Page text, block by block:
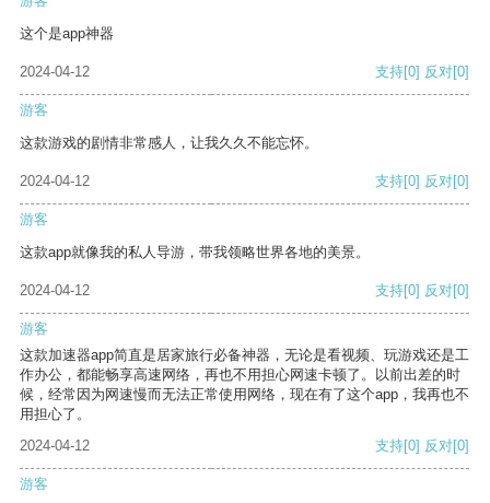
这个是app神器
2024-04-12 支持[0] 反对[0]
游客
这款游戏的剧情非常感人，让我久久不能忘怀。
2024-04-12 支持[0] 反对[0]
游客
这款app就像我的私人导游，带我领略世界各地的美景。
2024-04-12 支持[0] 反对[0]
游客
这款加速器app简直是居家旅行必备神器，无论是看视频、玩游戏还是工
作办公，都能畅享高速网络，再也不用担心网速卡顿了。以前出差的时
候，经常因为网速慢而无法正常使用网络，现在有了这个app，我再也不
用担心了。
2024-04-12
支持[0] 反对[0]
游客